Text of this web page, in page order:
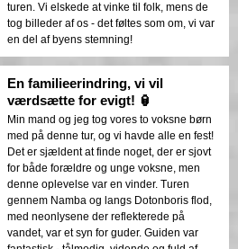
turen. Vi elskede at vinke til folk, mens de
tog billeder af os - det føltes som om, vi var
en del af byens stemning!
En familieerindring, vi vil
værdsætte for evigt! 🏮
Min mand og jeg tog vores to voksne børn
med på denne tur, og vi havde alle en fest!
Det er sjældent at finde noget, der er sjovt
for både forældre og unge voksne, men
denne oplevelse var en vinder. Turen
gennem Namba og langs Dotonboris flod,
med neonlysene der reflekterede på
vandet, var et syn for guder. Guiden var